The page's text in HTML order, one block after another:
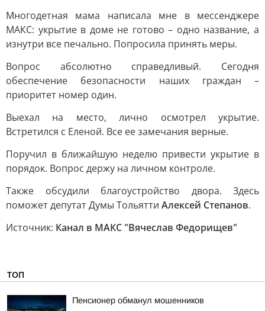
Многодетная мама написала мне в мессенджере
МАКС: укрытие в доме не готово – одно название, а
изнутри все печально. Попросила принять меры.
Вопрос абсолютно справедливый. Сегодня
обеспечение безопасности наших граждан –
приоритет номер один.
Выехал на место, лично осмотрел укрытие.
Встретился с Еленой. Все ее замечания верные.
Поручил в ближайшую неделю привести укрытие в
порядок. Вопрос держу на личном контроле.
Также обсудили благоустройство двора. Здесь
поможет депутат Думы Тольятти Алексей Степанов.
Источник: Канал в МАКС "Вячеслав Федорищев"
ТОП
Пенсионер обманул мошенников